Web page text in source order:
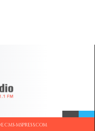
CMS-MSPRESS.COM